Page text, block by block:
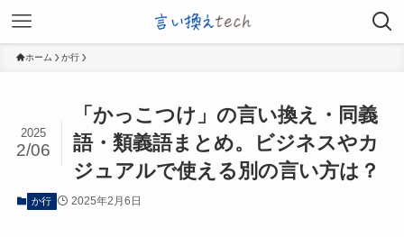
ホーム か行
「かっこつけ」の言い換え・同義
語・類義語まとめ。ビジネスやカ
ジュアルで使える別の言い方は？
2025
2/06
か行 2025年2月6日